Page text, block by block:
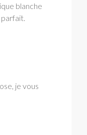
blanche
parfait.
je vous